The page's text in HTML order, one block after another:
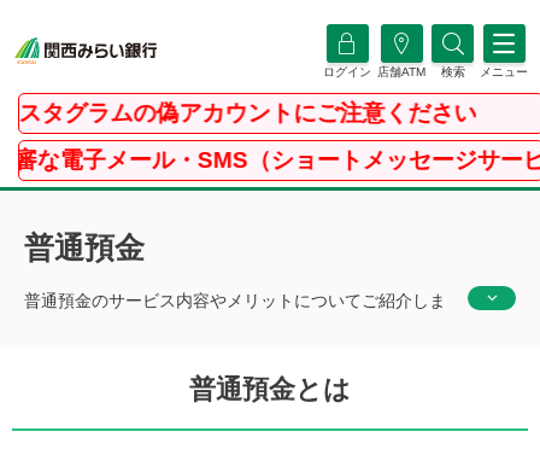
ログイン 店舗ATM 検索 メニュー
グラムの偽アカウントにご注意ください
メール・SMS（ショートメッセージサービス）
普通預金
普通預金のサービス内容やメリットについてご紹介しま
普通預金とは